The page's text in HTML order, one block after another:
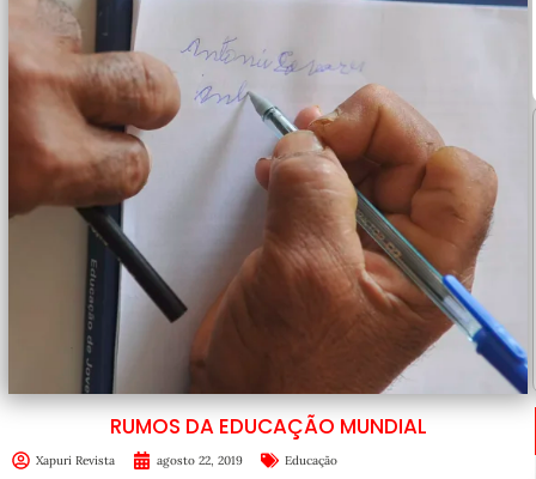
RUMOS DA EDUCAÇÃO MUNDIAL
Xapuri Revista agosto 22, 2019 Educação